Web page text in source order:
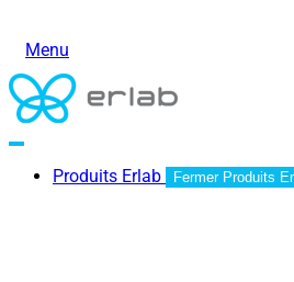
Menu
Produits Erlab Fermer Produits